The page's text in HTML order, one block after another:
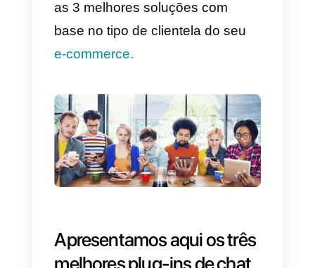
qual estão comprando.
Dito isto, existem centenas de
assistência em tempo real no
mercado, que permitem que o
usuário solicite um suporte
ser mais adequadas do que